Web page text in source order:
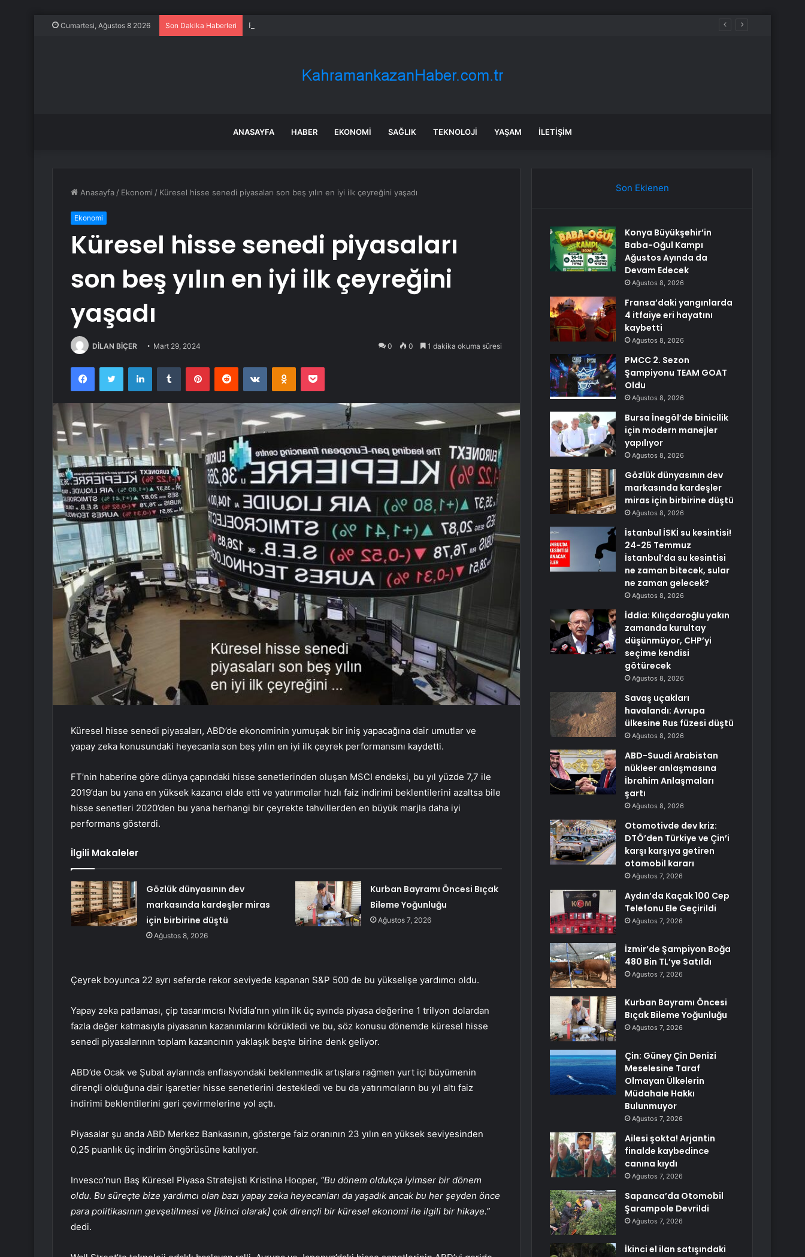
Cumartesi, Ağustos 8 2026 Son Dakika Haberleri Fransa’daki yangınlarda 4 itfaiye eri hayatını kaybetti
ANASAYFA HABER EKONOMI SAĞLIK TEKNOLOJI YAŞAM İLETIŞIM
Anasayfa / Ekonomi / Küresel hisse senedi piyasaları son beş yılın en iyi ilk çeyreğini yaşadı
Ekonomi
Küresel hisse senedi piyasaları
son beş yılın en iyi ilk çeyreğini
yaşadı
DİLAN BİÇER Mart 29, 2024 0 0 1 dakika okuma süresi
FacebookTwitter LinkedInTumblr PinterestReddit VKontakteOdnoklassniki
Pocket
Küresel hisse senedi piyasaları, ABD’de ekonominin yumuşak bir iniş yapacağına dair umutlar ve
yapay zeka konusundaki heyecanla son beş yılın en iyi ilk çeyrek performansını kaydetti.
FT’nin haberine göre dünya çapındaki hisse senetlerinden oluşan MSCI endeksi, bu yıl yüzde 7,7 ile
2019’dan bu yana en yüksek kazancı elde etti ve yatırımcılar hızlı faiz indirimi beklentilerini azaltsa bile
hisse senetleri 2020’den bu yana herhangi bir çeyrekte tahvillerden en büyük marjla daha iyi
performans gösterdi.
İlgili Makaleler
Gözlük dünyasının dev
markasında kardeşler miras
için birbirine düştü
Ağustos 8, 2026
Kurban Bayramı Öncesi Bıçak
Bileme Yoğunluğu
Ağustos 7, 2026
Çeyrek boyunca 22 ayrı seferde rekor seviyede kapanan S&P 500 de bu yükselişe yardımcı oldu.
Yapay zeka patlaması, çip tasarımcısı Nvidia’nın yılın ilk üç ayında piyasa değerine 1 trilyon dolardan
fazla değer katmasıyla piyasanın kazanımlarını körükledi ve bu, söz konusu dönemde küresel hisse
senedi piyasalarının toplam kazancının yaklaşık beşte birine denk geliyor.
ABD’de Ocak ve Şubat aylarında enflasyondaki beklenmedik artışlara rağmen yurt içi büyümenin
dirençli olduğuna dair işaretler hisse senetlerini destekledi ve bu da yatırımcıların bu yıl altı faiz
indirimi beklentilerini geri çevirmelerine yol açtı.
Piyasalar şu anda ABD Merkez Bankasının, gösterge faiz oranının 23 yılın en yüksek seviyesinden
0,25 puanlık üç indirim öngörüsüne katılıyor.
Invesco’nun Baş Küresel Piyasa Stratejisti Kristina Hooper, “Bu dönem oldukça iyimser bir dönem
oldu. Bu süreçte bize yardımcı olan bazı yapay zeka heyecanları da yaşadık ancak bu her şeyden önce
para politikasının gevşetilmesi ve [ikinci olarak] çok dirençli bir küresel ekonomi ile ilgili bir hikaye.”
dedi.
Son Eklenen
Konya Büyükşehir’in
Baba-Oğul Kampı
Ağustos Ayında da
Devam Edecek
Ağustos 8, 2026
Fransa’daki yangınlarda
4 itfaiye eri hayatını
kaybetti
Ağustos 8, 2026
PMCC 2. Sezon
Şampiyonu TEAM GOAT
Oldu
Ağustos 8, 2026
Bursa İnegöl’de binicilik
için modern manejler
yapılıyor
Ağustos 8, 2026
Gözlük dünyasının dev
markasında kardeşler
miras için birbirine düştü
Ağustos 8, 2026
İstanbul İSKİ su kesintisi!
24-25 Temmuz
İstanbul’da su kesintisi
ne zaman bitecek, sular
ne zaman gelecek?
Ağustos 8, 2026
İddia: Kılıçdaroğlu yakın
zamanda kurultay
düşünmüyor, CHP’yi
seçime kendisi
götürecek
Ağustos 8, 2026
Savaş uçakları
havalandı: Avrupa
ülkesine Rus füzesi düştü
Ağustos 8, 2026
ABD-Suudi Arabistan
nükleer anlaşmasına
İbrahim Anlaşmaları
şartı
Ağustos 8, 2026
Otomotivde dev kriz:
DTÖ’den Türkiye ve Çin’i
karşı karşıya getiren
otomobil kararı
Ağustos 7, 2026
Aydın’da Kaçak 100 Cep
Telefonu Ele Geçirildi
Ağustos 7, 2026
İzmir’de Şampiyon Boğa
480 Bin TL’ye Satıldı
Ağustos 7, 2026
Kurban Bayramı Öncesi
Bıçak Bileme Yoğunluğu
Ağustos 7, 2026
Çin: Güney Çin Denizi
Meselesine Taraf
Olmayan Ülkelerin
Müdahale Hakkı
Bulunmuyor
Ağustos 7, 2026
Ailesi şokta! Arjantin
finalde kaybedince
canına kıydı
Ağustos 7, 2026
Sapanca’da Otomobil
Şarampole Devrildi
Ağustos 7, 2026
İkinci el ilan satışındaki